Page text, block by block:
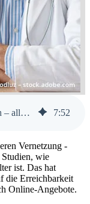
Online-Affinität von Ärzten/Patienten – alles eine Frage des Alters 7:52
Vernetzung -
Studien, wie
ist. Das hat
die Erreichbarkeit
Online-Angebote.